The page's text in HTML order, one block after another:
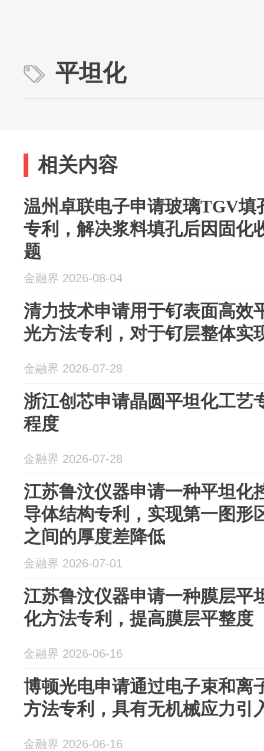
平坦化
相关内容
温州卓联电子申请玻璃TGV填
专利，解决浆料填孔后因固化
题
金融界 2026-08-04
清力技术申请用于钌表面高效
光方法专利，对于钌层整体实
金融界 2026-07-28
浙江创芯申请晶圆平坦化工艺
程度
金融界 2026-07-28
江苏鲁汶仪器申请一种平坦化
导体结构专利，实现第一图形
之间的厚度差降低
金融界 2026-07-01
江苏鲁汶仪器申请一种膜层平
化方法专利，提高膜层平整度
金融界 2026-06-16
博顿光电申请通过电子束和离
方法专利，具有无机械应力引
金融界 2026-06-16